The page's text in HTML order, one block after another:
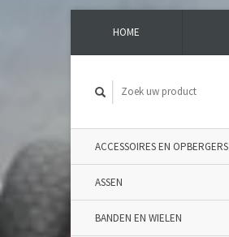
HOME
ACCESSOIRES EN OPBERGERS
ASSEN
BANDEN EN WIELEN